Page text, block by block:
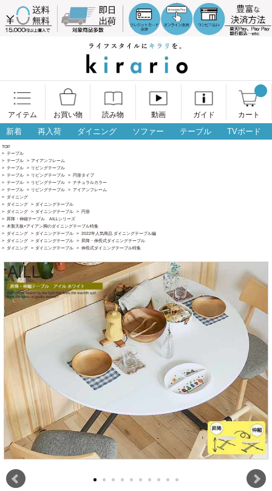
アイテム お買い物 読み物 動画 ガイド カート
新着 再入荷 ダイニング ソファー テーブル TVボード
TOP
> テーブル
> テーブル > アイアンフレーム
> テーブル > リビングテーブル
> テーブル > リビングテーブル > 円形タイプ
> テーブル > リビングテーブル > ナチュラルカラー
> テーブル > リビングテーブル > アイアンフレーム
> ダイニング
> ダイニング > ダイニングテーブル
> ダイニング > ダイニングテーブル > 円形
> 昇降・伸縮テーブル AILLシリーズ
> 木製天板×アイアン脚のダイニングテーブル特集
> ダイニング > ダイニングテーブル > 2022年人気商品 ダイニングテーブル編
> ダイニング > ダイニングテーブル > 昇降・伸長式ダイニングテーブル
> ダイニング > ダイニングテーブル > 伸長式ダイニングテーブル特集